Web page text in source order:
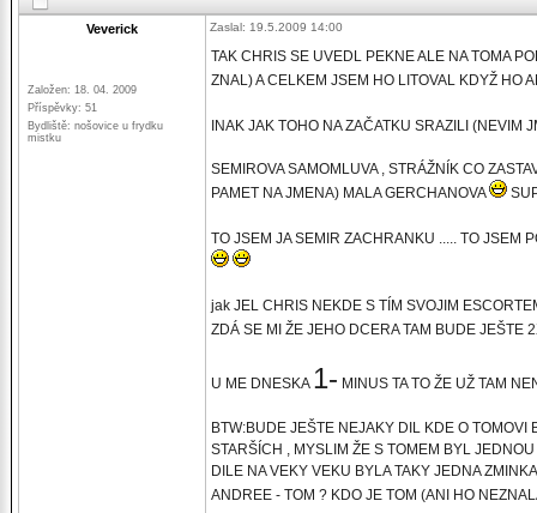
Veverick
Založen: 18. 04. 2009
Příspěvky: 51
Bydliště: nošovice u frydku
mistku
Zaslal: 19.5.2009 14:00
TAK CHRIS SE UVEDL PEKNE ALE NA TOMA
ZNAL) A CELKEM JSEM HO LITOVAL KDYŽ HO
INAK JAK TOHO NA ZAČATKU SRAZILI
SEMIROVA SAMOMLUVA , STRÁŽNÍK CO
PAMET NA JMENA) MALA GERCHANOVA
TO JSEM JA SEMIR ZACHRANKU ..... TO JSEM
jak JEL CHRIS NEKDE S TÍM SVOJIM
ZDÁ SE MI ŽE JEHO DCERA TAM BUDE
U ME DNESKA 1- MINUS TA TO ŽE UŽ TAM
BTW:BUDE JEŠTE NEJAKY DIL KDE O
STARŠÍCH , MYSLIM ŽE S TOMEM BYL
DILE NA VEKY VEKU BYLA TAKY JEDNA
ANDREE - TOM ? KDO JE TOM (ANI HO